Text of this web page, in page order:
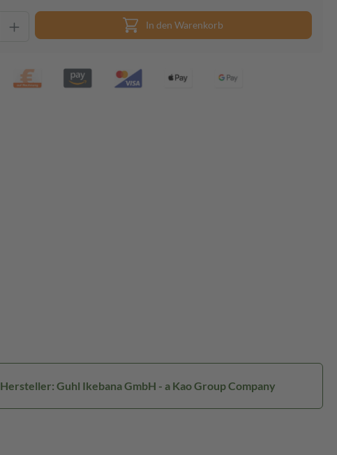
In den Warenkorb
Hersteller: Guhl Ikebana GmbH - a Kao Group Company